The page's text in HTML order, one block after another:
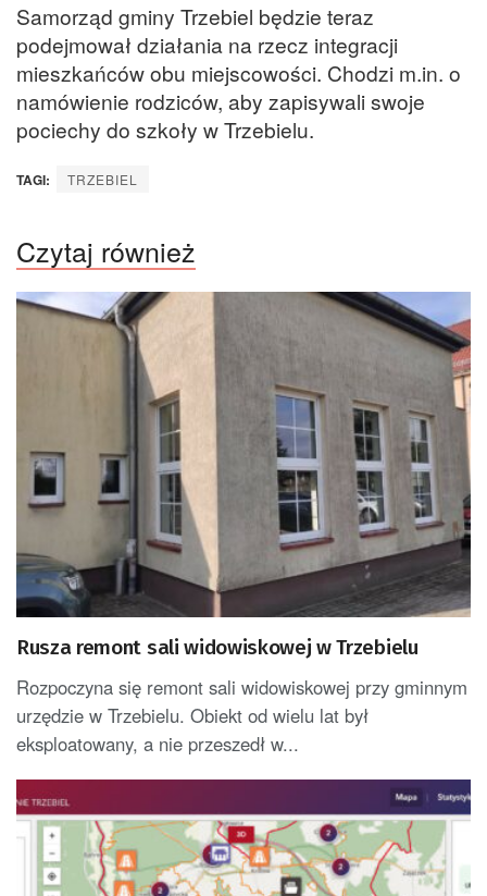
Samorząd gminy Trzebiel będzie teraz
podejmował działania na rzecz integracji
mieszkańców obu miejscowości. Chodzi m.in. o
namówienie rodziców, aby zapisywali swoje
pociechy do szkoły w Trzebielu.
TAGI: TRZEBIEL
Czytaj również
Rusza remont sali widowiskowej w Trzebielu
Rozpoczyna się remont sali widowiskowej przy gminnym
urzędzie w Trzebielu. Obiekt od wielu lat był
eksploatowany, a nie przeszedł w...